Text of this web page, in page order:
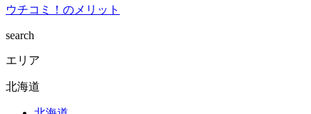
ウチコミ！のメリット
search
エリア
北海道